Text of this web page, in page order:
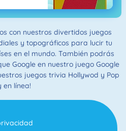
con nuestros divertidos juegos
y topográficos para lucir tu
en el mundo. También podrás
Google en nuestro juego Google
juegos trivia Hollywod y Pop
en línea!